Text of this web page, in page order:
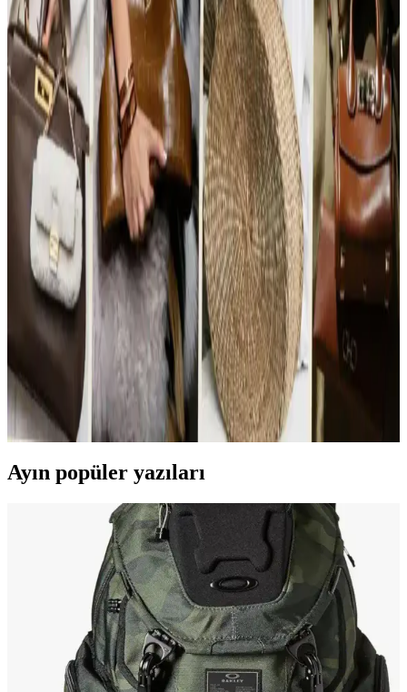
çok amaçlı ayakkabı seçiminin zorlukları, kullanıcı deneyimleri ve
önerilen modeller detaylı şekilde ele alınıyor.
Taiwan Seyahatinde Evergoods CPL24 ve Able
Carry Max EDC Çanta Modellerinin Konfor ve
Tasarım Karşılaştırması
Taiwan seyahatinde Evergoods CPL24 ve Able Carry Max EDC
çantaları, dayanıklılık, ergonomi ve tasarım açısından karşılaştırıldı.
Kullanıcı deneyimleriyle konfor ve işlevsellik analiz edildi.
Fyro Citta Sırt Çantaları: Tasarım, Konfor ve
Kullanıcı Değerlendirmeleri Üzerine Analiz
Fyro Citta sırt çantaları, tasarım ve konforda güçlü yönlere sahip
olsa da fiyatlandırma ve satış sonrası hizmetlerde eleştiriliyor.
Kullanıcılar farklı ihtiyaçlara göre değerlendirmelerde bulunuyor.
Çanta Tercihlerinde Moda, Fonksiyonellik ve
Ergonominin Zaman İçindeki Değişimi
Çanta tercihleri moda trendleri, fonksiyonellik ve ergonomi etkisiyle
zamanla değişiyor. Crossbody ve omuz çantaları arasındaki seçimde
kullanım amacı, konfor ve yaşam tarzı belirleyici oluyor.
Ayın popüler yazıları